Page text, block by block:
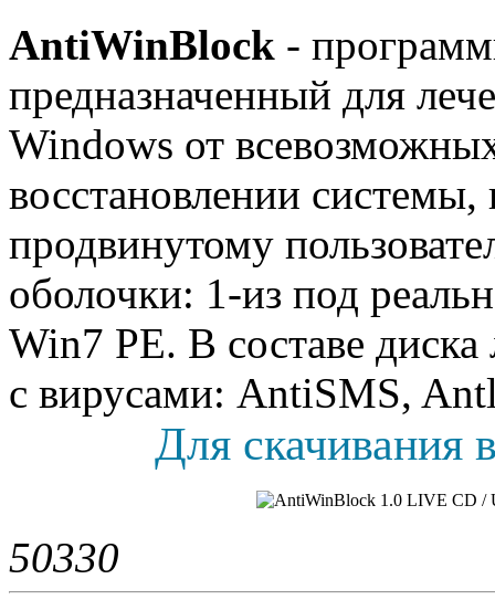
AntiWinBlock -
предназначенный для
Windows от
восстановлении системы,
продвинутому
оболочки: 1-из под
Win7 PE. В составе
с вирусами: AntiSMS,
Для скачивания
50330